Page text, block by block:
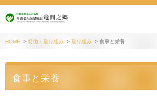
HOME > 特徴・取り組み > 取り組み > 食事と栄養
食事と栄養